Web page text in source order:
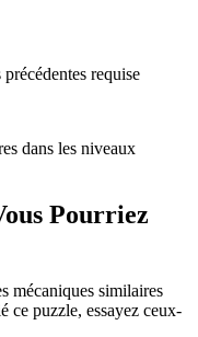
requise
dans les niveaux
Pourriez
mécaniques similaires
ce puzzle, essayez ceux-